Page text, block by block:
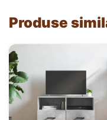
Produse